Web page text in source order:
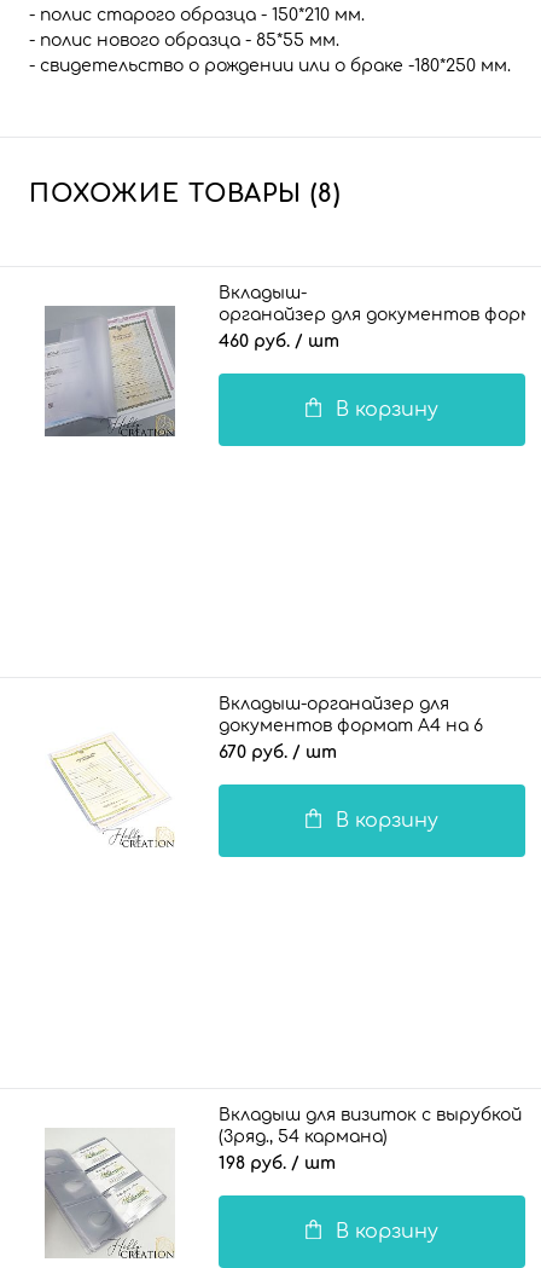
- полис старого образца - 150*210 мм.
- полис нового образца - 85*55 мм.
- свидетельство о рождении или о браке -180*250 мм.
ПОХОЖИЕ ТОВАРЫ (8)
Вкладыш-
органайзер для документов
460 руб. / шт
В корзину
Вкладыш-органайзер для
документов формат А4 на 6
комплектов документов / 140
670 руб. / шт
В корзину
Вкладыш для визиток с вырубкой
(3ряд., 54 кармана)
198 руб. / шт
В корзину